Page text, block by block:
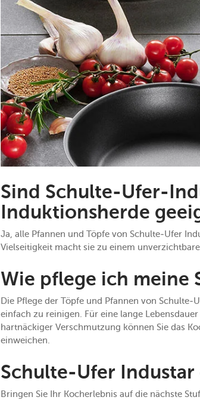
Sind Schulte-Ufer-
Induktionsherde
Ja, alle Pfannen und Töpfe von Schulte-Ufer
Vielseitigkeit macht sie zu einem
Wie pflege ich meine
Die Pflege der Töpfe und Pfannen von
einfach zu reinigen. Für eine lange
hartnäckiger Verschmutzung können Sie das
einweichen.
Schulte-Ufer
Bringen Sie Ihr Kocherlebnis auf die nächste